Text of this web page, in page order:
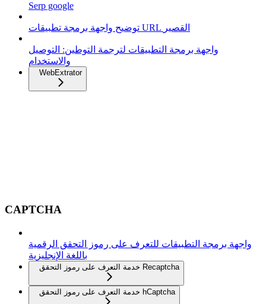
Serp google
توضيح واجهة برمجة تطبيقات URL القصير
واجهة برمجة التطبيقات لترجمة التوطين: التوصيل
والاستخدام
WebExtrator
CAPTCHA
واجهة برمجة التطبيقات للتعرف على رموز التحقق الرقمية
باللغة الإنجليزية
خدمة التعرف على رموز التحقق Recaptcha
خدمة التعرف على رموز التحقق hCaptcha